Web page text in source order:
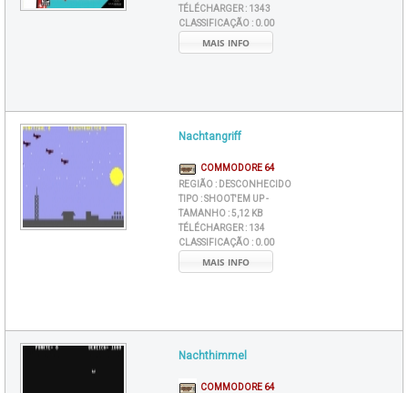
TÉLÉCHARGER : 1343
CLASSIFICAÇÃO : 0.00
MAIS INFO
Nachtangriff
COMMODORE 64
REGIÃO : DESCONHECIDO
TIPO :SHOOT'EM UP -
TAMANHO :5,12 KB
TÉLÉCHARGER : 134
CLASSIFICAÇÃO : 0.00
MAIS INFO
Nachthimmel
COMMODORE 64